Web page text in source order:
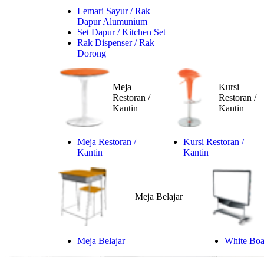
Lemari Sayur / Rak
Dapur Alumunium
Set Dapur / Kitchen Set
Rak Dispenser / Rak
Dorong
Meja
Restoran /
Kantin
Meja Restoran /
Kantin
Kursi
Restoran /
Kantin
Kursi Restoran /
Kantin
Meja Belajar
Meja Belajar White